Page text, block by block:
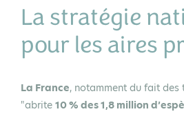
La stratégie
pour les aires
La France, notamment du fait des
"abrite 10 % des 1,8 million